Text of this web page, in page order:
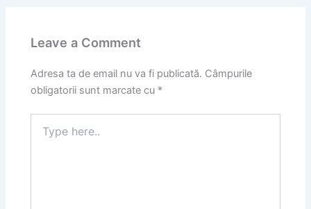
Leave a Comment
Adresa ta de email nu va fi publicată. Câmpurile
obligatorii sunt marcate cu *
here..